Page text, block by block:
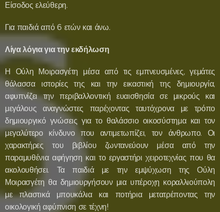
Είσοδος ελεύθερη.
Για παιδιά από 6 ετών και άνω.
Λίγα λόγια για την εκδήλωση
Η Ούλη Μοιρασγέτη μέσα από τις εμπνευσμένες, γεμάτες
θάλασσα ιστορίες της και την εικαστική της δημιουργία,
αφυπνίζει την περιβαλλοντική ευαισθησία σε μικρούς και
μεγάλους αναγνώστες παρέχοντας ταυτόχρονα με τρόπο
δημιουργικό γνώσεις για το θαλάσσιο οικοσύστημα και τον
μεγαλύτερο κίνδυνο που αντιμετωπίζει, τον άνθρωπο. Οι
χαρακτήρες του βιβλίου ζωντανεύουν μέσα από την
παραμυθένια αφήγηση και το εργαστήρι χειροτεχνίας που θα
ακολουθήσει. Τα παιδιά με την εμψύχωση της Ούλη
Μοιρασγέτη θα δημιουργήσουν μια υπέροχη κοραλλιούπολη
με πλαστικά μπουκάλια και ποτήρια μετατρέποντας την
οικολογική αφύπνιση σε τέχνη!